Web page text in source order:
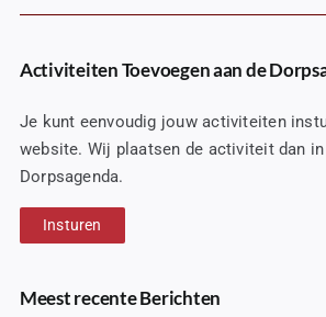
Activiteiten Toevoegen aan de
Je kunt eenvoudig jouw activiteiten
website. Wij plaatsen de activiteit dan
Dorpsagenda.
Insturen
Meest recente Berichten